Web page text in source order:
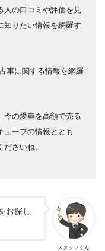
人の口コミや評価を見
知りたい情報を網羅す
車に関する情報を網羅
今の愛車を高額で売る
ューブの情報ととも
さいね。
スタッフくん
お探し